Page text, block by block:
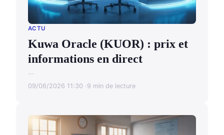
ACTU
Kuwa Oracle (KUOR) : prix et
informations en direct
...
09/06/2026 11:30 9 min de lecture